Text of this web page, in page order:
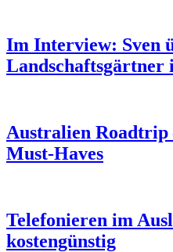
Im Interview: Sven
Landschaftsgärtner
Australien Roadtrip
Must-Haves
Telefonieren im
kostengünstig